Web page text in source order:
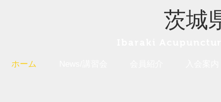
茨城
ホーム